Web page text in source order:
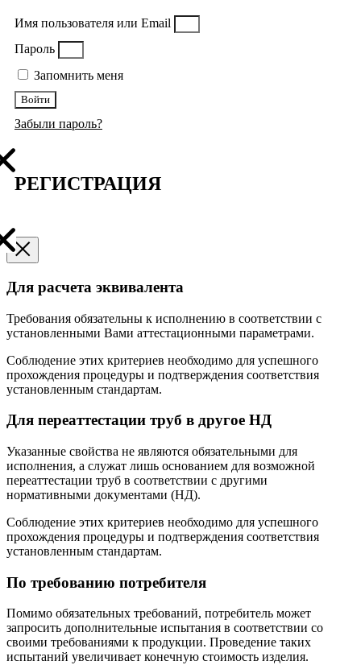
Имя пользователя или Email
Пароль
Запомнить меня
Войти
Забыли пароль?
РЕГИСТРАЦИЯ
Для расчета эквивалента
Требования обязательны к исполнению в соответствии с
установленными Вами аттестационными параметрами.
Соблюдение этих критериев необходимо для успешного
прохождения процедуры и подтверждения соответствия
установленным стандартам.
Для переаттестации труб в другое НД
Указанные свойства не являются обязательными для
исполнения, а служат лишь основанием для возможной
переаттестации труб в соответствии с другими
нормативными документами (НД).
Соблюдение этих критериев необходимо для успешного
прохождения процедуры и подтверждения соответствия
установленным стандартам.
По требованию потребителя
Помимо обязательных требований, потребитель может
запросить дополнительные испытания в соответствии со
своими требованиями к продукции. Проведение таких
испытаний увеличивает конечную стоимость изделия.